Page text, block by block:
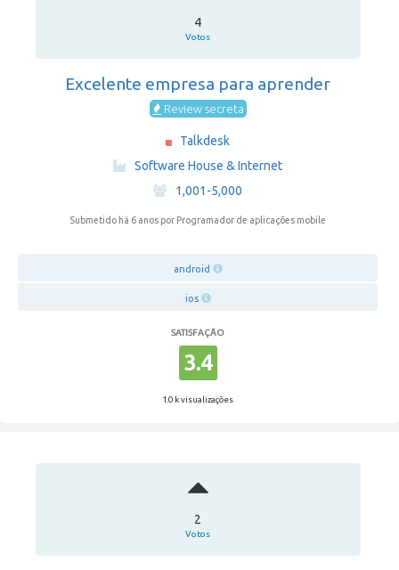
4
Votos
Excelente empresa para aprender
Review secreta
Talkdesk
Software House & Internet
·
1,001-5,000
Submetido há 6 anos por Programador de aplicações mobile
android
ios
SATISFAÇÃO
3.4
1.0 k visualizações
2
Votos